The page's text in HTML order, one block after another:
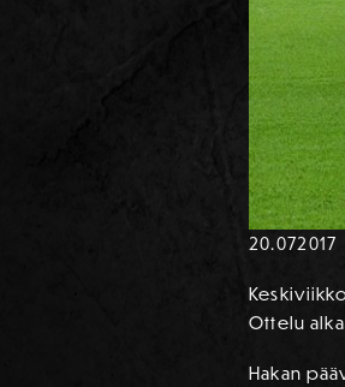
20.072017
Ottelu
Hakan